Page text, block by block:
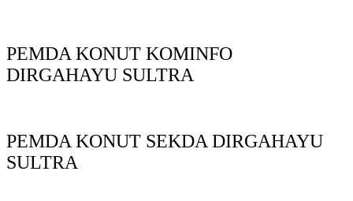
PEMDA KONUT KOMINFO
DIRGAHAYU SULTRA
PEMDA KONUT SEKDA DIRGAHAYU
SULTRA